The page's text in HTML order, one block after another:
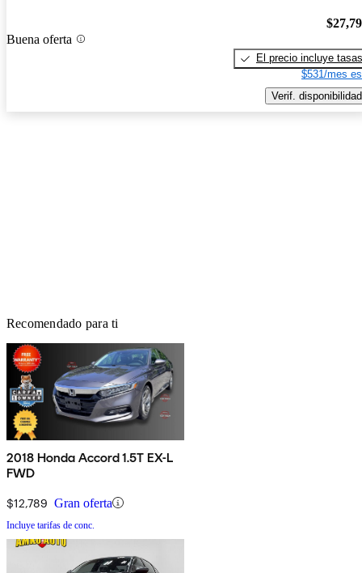
Buena oferta
El precio incluye tasas
$531/mes
Verif. disponibilidad
Recomendado para ti
2018 Honda Accord 1.5T EX-L
FWD
$12,789 Gran oferta
Incluye tarifas de conc.